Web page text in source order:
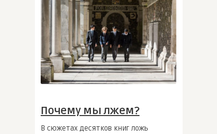
Почему мы лжем?
В сюжетах десятков книг ложь